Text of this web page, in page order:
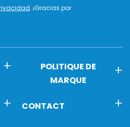
. ¡Gracias por
POLITIQUE DE
MARQUE
CONTACT